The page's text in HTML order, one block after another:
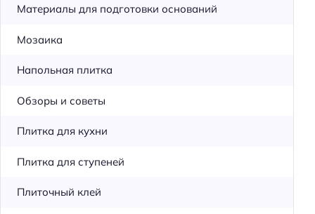
Материалы для подготовки оснований
Мозаика
Напольная плитка
Обзоры и советы
Плитка для кухни
Плитка для ступеней
Плиточный клей